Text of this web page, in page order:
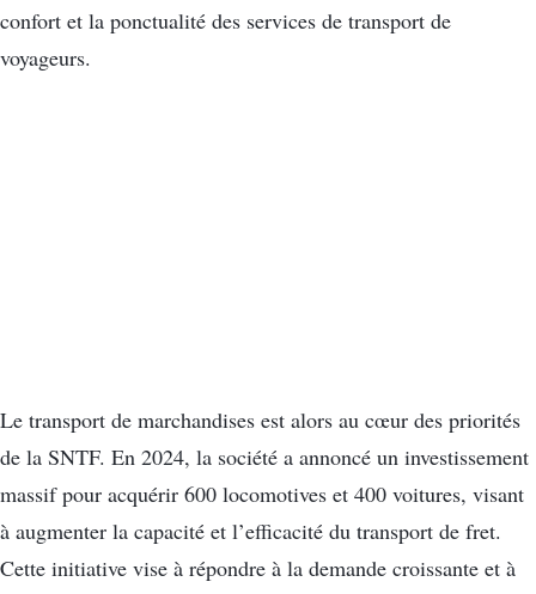
confort et la ponctualité des services de transport de
voyageurs.
Le transport de marchandises est alors au cœur des priorités
de la SNTF. En 2024, la société a annoncé un investissement
massif pour acquérir 600 locomotives et 400 voitures, visant
à augmenter la capacité et l’efficacité du transport de fret.
Cette initiative vise à répondre à la demande croissante et à